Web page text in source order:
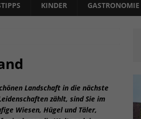
KINDER GASTRONOMIE
Landschaft in die nächste
zählt, sind Sie im
Wiesen, Hügel und Täler,